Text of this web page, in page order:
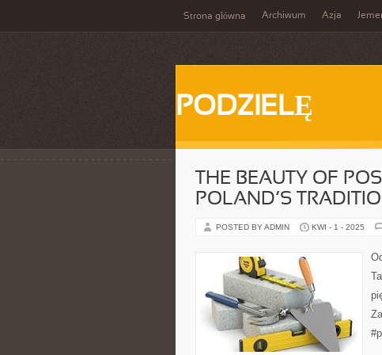
Strona główna Archiwum Azja
PODZIELĘ
THE BEAUTY OF
POLAND’S
POSTED BY ADMIN KWI - 1 - 2025